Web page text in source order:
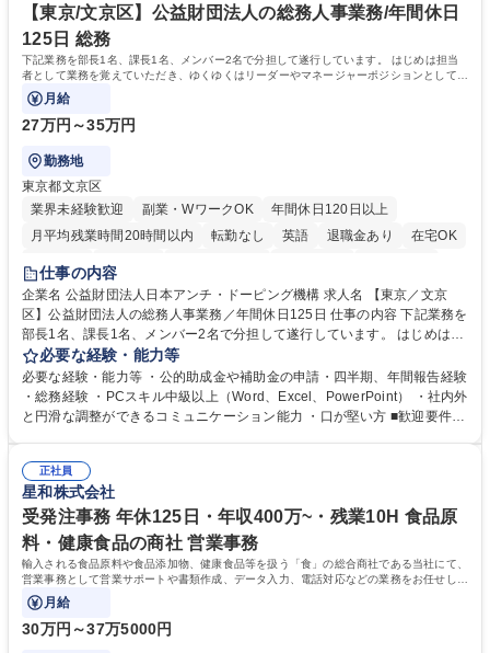
寧な指導体制が整っているため、安心してお仕事をスタートしていただけ
ます。 学歴・資格 学歴：大学院 大学 高専 短大 専修学校 高校 語学力：
資格：
【東京/文京区】公益財団法人の総務人事業務/年間休日
125日 総務
下記業務を部長1名、課長1名、メンバー2名で分担して遂行しています。 はじめは担当
者として業務を覚えていただき、ゆくゆくはリーダーやマネージャーポジションとして活
躍いただくことを期待しています。
月給
27万円～35万円
勤務地
東京都文京区
業界未経験歓迎
副業・WワークOK
年間休日120日以上
月平均残業時間20時間以内
転勤なし 英語 退職金あり
在宅OK
賞与あり
育休あり
食事補助あり
仕事の内容
企業名 公益財団法人日本アンチ・ドーピング機構 求人名 【東京／文京
区】公益財団法人の総務人事業務／年間休日125日 仕事の内容 下記業務を
部長1名、課長1名、メンバー2名で分担して遂行しています。 はじめは担
当者として業務を覚えていただき、ゆくゆくはリーダーやマネージャーポ
ジションとして活躍いただくことを期待しています。 【総務・人事グルー
プの業務内容】 ・人事制度関連 ・採用活動 ・教育研修の企画、実行 ・勤
怠管理 ・官公庁への各種提出 ・法定の会議運営（評議員会、理事会） ・
管理 ・福利厚生関連 ・職員からの問合せ、相談対応 ・その他日常の総務
業務全般 募集職種 【東京／文京区】公益財団法人の総務人事業務／年間
休日125日
必要な経験・能力等
必要な経験・能力等 ・公的助成金や補助金の申請・四半期、年間報告経験
・総務経験 ・PCスキル中級以上（Word、Excel、PowerPoint） ・社内外
と円滑な調整ができるコミュニケーション能力 ・口が堅い方 ■歓迎要件
正社員
星和株式会社
受発注事務 年休125日・年収400万~・残業10H 食品原
料・健康食品の商社 営業事務
輸入される食品原料や食品添加物、健康食品等を扱う「食」の総合商社である当社にて、
営業事務として営業サポートや書類作成、データ入力、電話対応などの業務をお任せしま
す。
月給
30万円～37万5000円